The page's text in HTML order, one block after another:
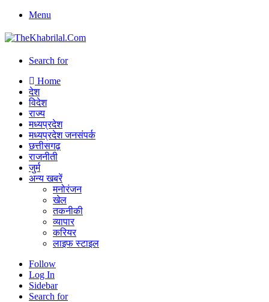
Menu
Search for
Home
देश
विदेश
राज्य
मध्यप्रदेश
मध्यप्रदेश जनसंपर्क
छत्तीसगढ़
राजनीती
जुर्म
अन्य खबरें
मनोरंजन
खेल
तकनीकी
व्यापार
करियर
लाइफ स्टाइल
Follow
Log In
Sidebar
Search for